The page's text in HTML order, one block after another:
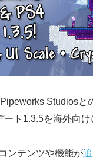
Studiosと
ト1.3.5を海外向け
ンテンツや機能が